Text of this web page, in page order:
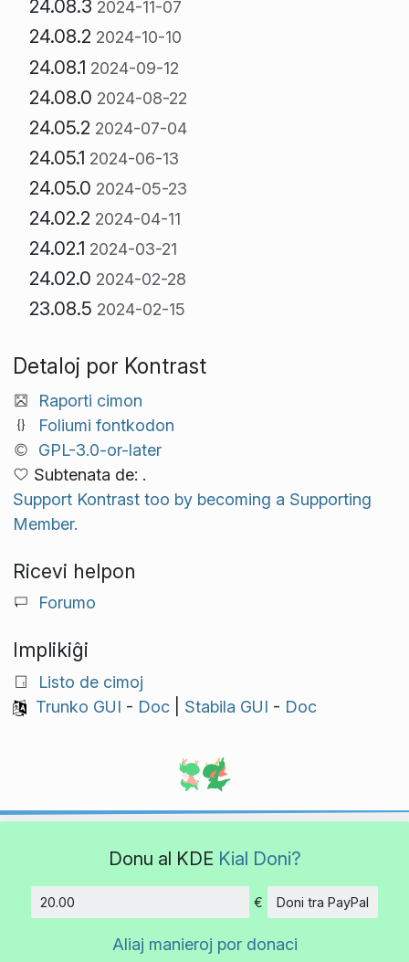
24.08.3 2024-11-07
24.08.2 2024-10-10
24.08.1 2024-09-12
24.08.0 2024-08-22
24.05.2 2024-07-04
24.05.1 2024-06-13
24.05.0 2024-05-23
24.02.2 2024-04-11
24.02.1 2024-03-21
24.02.0 2024-02-28
23.08.5 2024-02-15
Detaloj por Kontrast
Raporti cimon
Foliumi fontkodon
GPL-3.0-or-later
Subtenata de: .
Support Kontrast too by becoming a Supporting
Member.
Ricevi helpon
Forumo
Implikiĝi
Listo de cimoj
Trunko GUI - Doc| Stabila GUI - Doc
Donu al KDE Kial Doni?
€ Doni tra PayPal
Aliaj manieroj por donaci